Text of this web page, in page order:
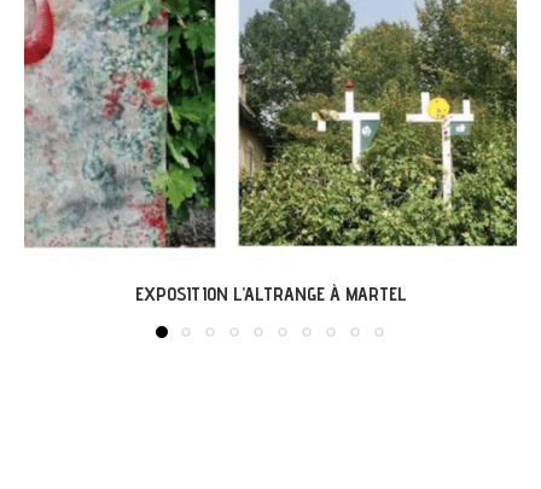
LABASTIDE-DU-VERT : EXPO « ARBONIRISME »